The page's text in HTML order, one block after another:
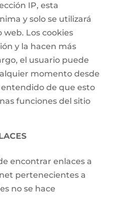
IP, esta
y solo se utilizará
web. Los cookies
y la hacen más
el usuario puede
momento desde
de que esto
funciones del sitio
encontrar enlaces a
pertenecientes a
no se hace